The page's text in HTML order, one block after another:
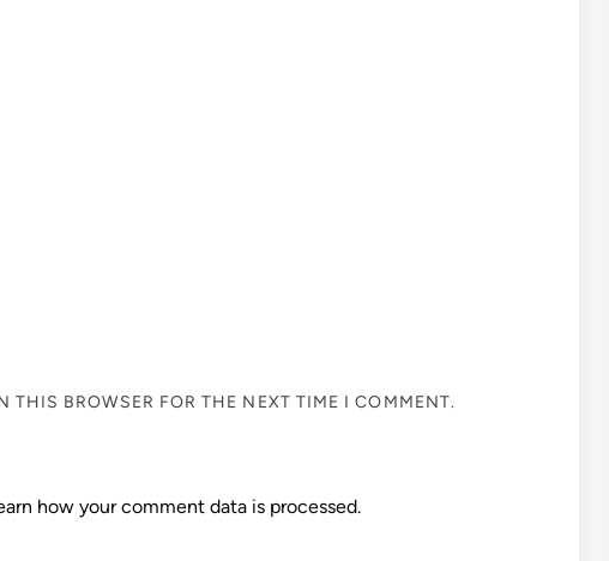
THIS BROWSER FOR THE NEXT TIME I COMMENT.
how your comment data is processed.